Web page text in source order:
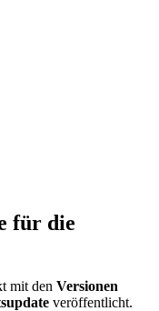
für die
mit den Versionen
veröffentlicht.